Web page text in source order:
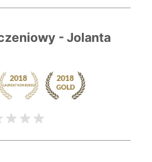
- Jolanta